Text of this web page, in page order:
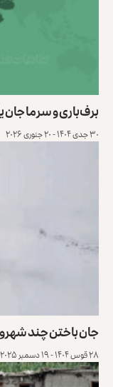
برف‌باری و سرما جان
۳۰ جدی ۱۴۰۴ - ۲۰ جنوری ۲۰۲۶
جان باختن چند
۲۸ قوس ۱۴۰۴ - ۱۹ دسمبر ۲۰۲۵